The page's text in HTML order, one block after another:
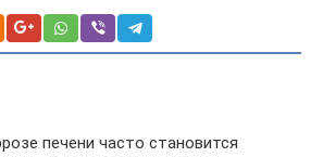
печени часто становится